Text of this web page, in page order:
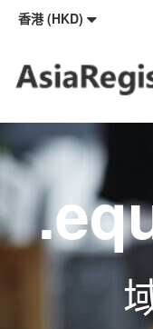
香港 (HKD)